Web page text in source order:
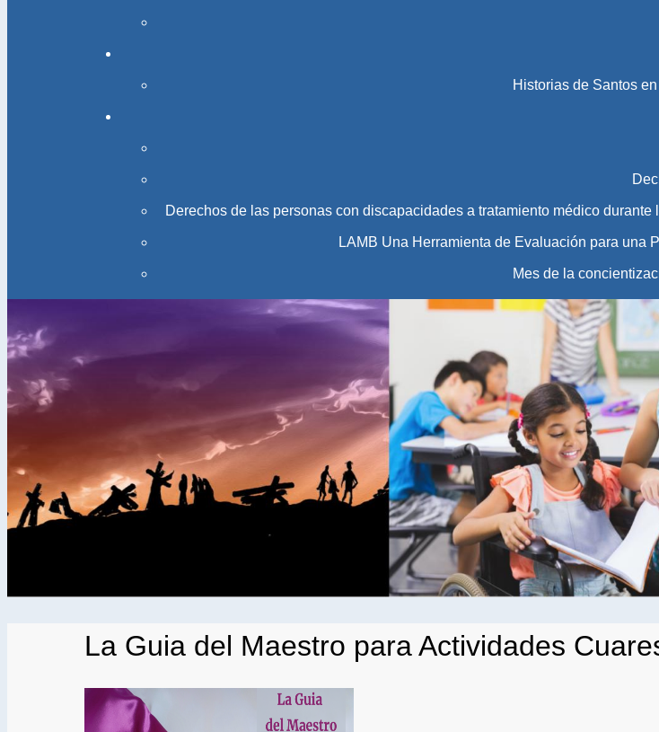
Historias de Santos
Derechos de las personas con discapacidades a tratamiento médico durante
LAMB Una Herramienta de Evaluación para una
Mes de la
La Guia del Maestro para Actividades